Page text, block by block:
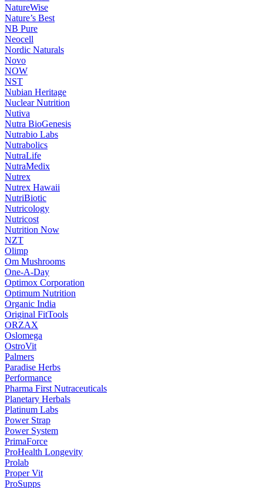
NatureWise
Nature’s Best
NB Pure
Neocell
Nordic Naturals
Novo
NOW
NST
Nubian Heritage
Nuclear Nutrition
Nutiva
Nutra BioGenesis
Nutrabio Labs
Nutrabolics
NutraLife
NutraMedix
Nutrex
Nutrex Hawaii
NutriBiotic
Nutricology
Nutricost
Nutrition Now
NZT
Olimp
Om Mushrooms
One-A-Day
Optimox Corporation
Optimum Nutrition
Organic India
Original FitTools
ORZAX
Oslomega
OstroVit
Palmers
Paradise Herbs
Performance
Pharma First Nutraceuticals
Planetary Herbals
Platinum Labs
Power Strap
Power System
PrimaForce
ProHealth Longevity
Prolab
Proper Vit
ProSupps